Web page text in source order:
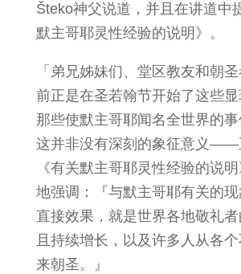
Šteko神父说道，并且在讲道中
默主哥耶灵性经验的说明》。
「弟兄姊妹们、堂区教友和朝
前正是在圣若翰节开始了这些
那些使默主哥耶闻名全世界的事
这并非没有深刻的象征意义——
《有关默主哥耶灵性经验的说
地强调：『与默主哥耶有关的
直接效果，就是世界各地敬礼
且持续增长，以及许多人从各
来朝圣。』